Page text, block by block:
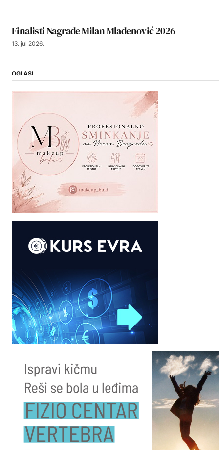
Finalisti Nagrade Milan Mladenović 2026
13. jul 2026.
OGLASI